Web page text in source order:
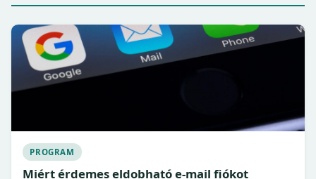
PROGRAM
Miért érdemes eldobható e-mail fiókot